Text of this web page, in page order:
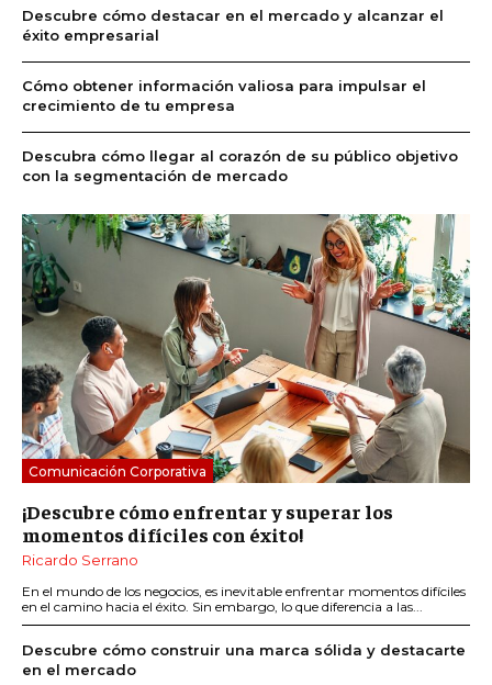
Descubre cómo destacar en el mercado y alcanzar el
éxito empresarial
Cómo obtener información valiosa para impulsar el
crecimiento de tu empresa
Descubra cómo llegar al corazón de su público objetivo
con la segmentación de mercado
Comunicación Corporativa
¡Descubre cómo enfrentar y superar los
momentos difíciles con éxito!
Ricardo Serrano
En el mundo de los negocios, es inevitable enfrentar momentos difíciles
en el camino hacia el éxito. Sin embargo, lo que diferencia a las...
Descubre cómo construir una marca sólida y destacarte
en el mercado